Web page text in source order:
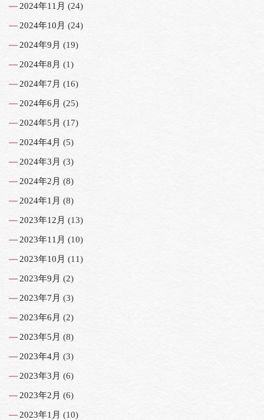
2024年11月 (24)
2024年10月 (24)
2024年9月 (19)
2024年8月 (1)
2024年7月 (16)
2024年6月 (25)
2024年5月 (17)
2024年4月 (5)
2024年3月 (3)
2024年2月 (8)
2024年1月 (8)
2023年12月 (13)
2023年11月 (10)
2023年10月 (11)
2023年9月 (2)
2023年7月 (3)
2023年6月 (2)
2023年5月 (8)
2023年4月 (3)
2023年3月 (6)
2023年2月 (6)
2023年1月 (10)